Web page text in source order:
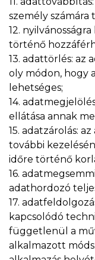
személy
12.
történő
13. adattörlés:
oly módon, hogy
lehetséges;
14.
ellátása annak
15. adatzárolás:
további
időre történő
16.
adathordozó
17.
kapcsolódó
függetlenül a
alkalmazott